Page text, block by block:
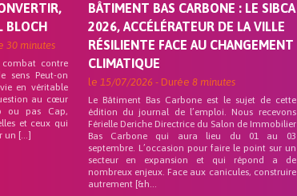
BLOCH
30 minutes
combat contre
sens Peut-on
en véritable
au cœur
ou pas Cap,
et ceux qui
un […]
BÂTIMENT BAS CARBONE : LE SIBCA
2026, ACCÉLÉRATEUR DE LA VILLE
RÉSILIENTE FACE AU CHANGEMENT
CLIMATIQUE
le 15/07/2026 - Durée 8 minutes
Le Bâtiment Bas Carbone est le sujet de cette
édition du journal de l’emploi. Nous recevons
Férielle Deriche Directrice du Salon de Immobilier
Bas Carbone qui aura lieu du 01 au 03
septembre. L’occasion pour faire le point sur un
secteur en expansion et qui répond a de
nombreux enjeux. Face aux canicules, construire
autrement [&h...